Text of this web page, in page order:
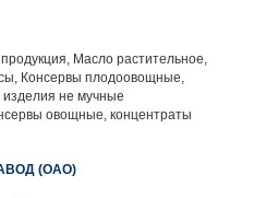
Масло растительное,
Консервы плодоовощные,
изделия не мучные
овощные, концентраты
(ОАО)